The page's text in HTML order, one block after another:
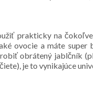
prakticky na
ovocie a máte
obrátený jablčník
je to vynikajúce